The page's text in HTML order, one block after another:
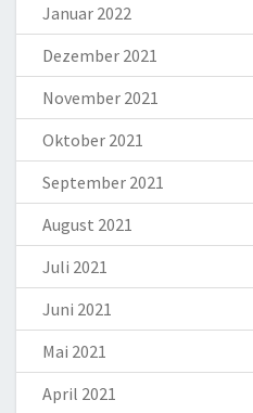
Januar 2022
Dezember 2021
November 2021
Oktober 2021
September 2021
August 2021
Juli 2021
Juni 2021
Mai 2021
April 2021